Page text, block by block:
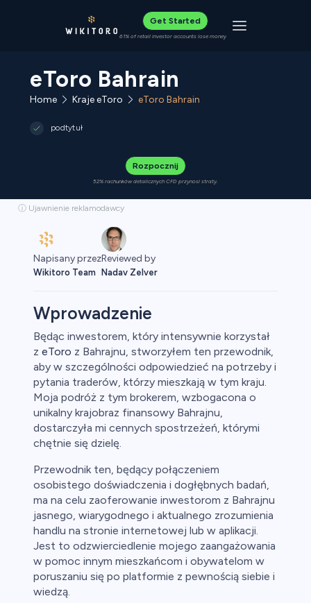
Get Started
61% of retail investor accounts lose money Toggle
eToro Bahrain
Home Kraje eToro eToro Bahrain
podtytuł
Rozpocznij
52% rachunków detalicznych CFD przynosi straty.
ⓘ Ujawnienie reklamodawcy
Napisany przez
Wikitoro Team
Reviewed by
Nadav Zelver
Wprowadzenie
Będąc inwestorem, który intensywnie korzystał
z eToro z Bahrajnu, stworzyłem ten przewodnik,
aby w szczególności odpowiedzieć na potrzeby i
pytania traderów, którzy mieszkają w tym kraju.
Moja podróż z tym brokerem, wzbogacona o
unikalny krajobraz finansowy Bahrajnu,
dostarczyła mi cennych spostrzeżeń, którymi
chętnie się dzielę.
Przewodnik ten, będący połączeniem
osobistego doświadczenia i dogłębnych badań,
ma na celu zaoferowanie inwestorom z Bahrajnu
jasnego, wiarygodnego i aktualnego zrozumienia
handlu na stronie internetowej lub w aplikacji.
Jest to odzwierciedlenie mojego zaangażowania
w pomoc innym mieszkańcom i obywatelom w
poruszaniu się po platformie z pewnością siebie i
wiedzą.